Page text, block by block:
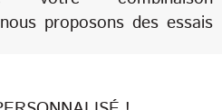
proposons des essais